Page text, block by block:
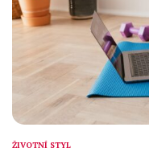
ŽIVOTNÍ STYL